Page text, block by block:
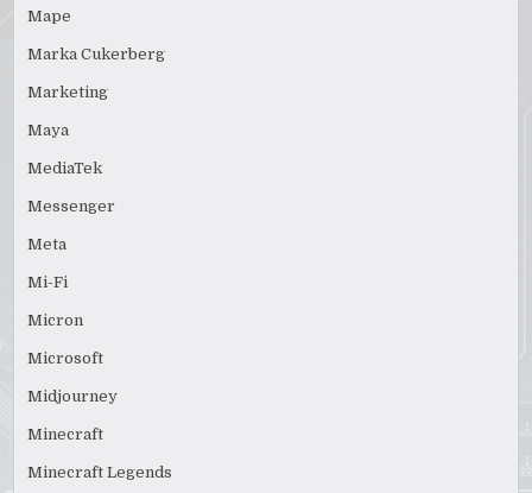
Mape
Marka Cukerberg
Marketing
Maya
MediaTek
Messenger
Meta
Mi-Fi
Micron
Microsoft
Midjourney
Minecraft
Minecraft Legends